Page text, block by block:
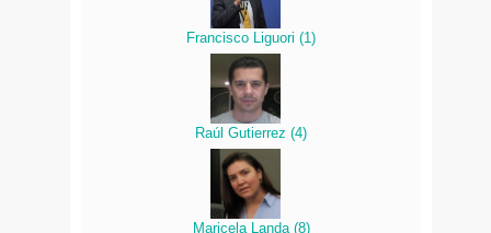
Francisco Liguori (1)
Raúl Gutierrez (4)
Maricela Landa (8)